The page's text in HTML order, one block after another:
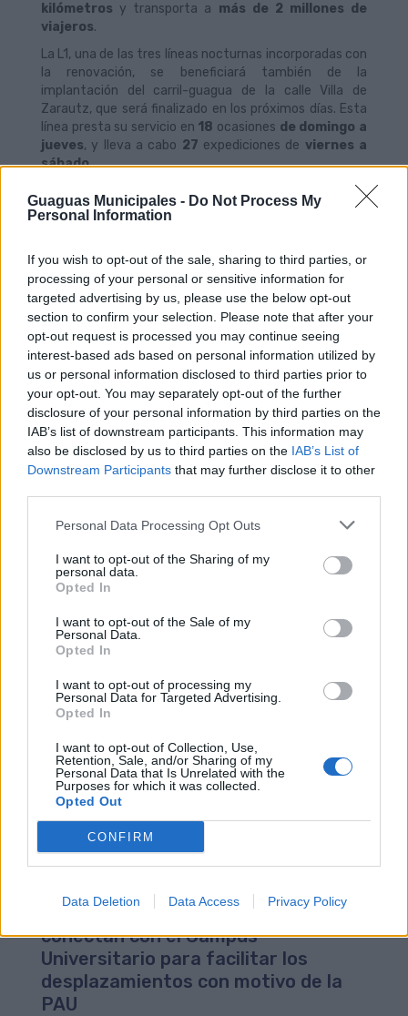
Guaguas Municipales - Do Not Process My
Personal Information
If you wish to opt-out of the sale, sharing to third parties, or
processing of your personal or sensitive information for
targeted advertising by us, please use the below opt-out
section to confirm your selection. Please note that after your
opt-out request is processed you may continue seeing
interest-based ads based on personal information utilized by
us or personal information disclosed to third parties prior to
your opt-out. You may separately opt-out of the further
disclosure of your personal information by third parties on the
IAB’s list of downstream participants. This information may
also be disclosed by us to third parties on the IAB’s List of
Downstream Participants that may further disclose it to other
Personal Data Processing Opt Outs
I want to opt-out of the Sharing of my
personal data.
Opted In
I want to opt-out of the Sale of my
Personal Data.
Opted In
I want to opt-out of processing my
Personal Data for Targeted Advertising.
Opted In
I want to opt-out of Collection, Use,
Retention, Sale, and/or Sharing of my
Personal Data that Is Unrelated with the
Purposes for which it was collected.
Opted Out
CONFIRM
Data Deletion Data Access Privacy Policy
kilómetros y transporta a más de 2 millones de
viajeros.
La L1, una de las tres líneas nocturnas incorporadas con
la renovación, se beneficiará también de la
implantación del carril-guagua de la calle Villa de
Zarautz, que será finalizado en los próximos días. Esta
línea presta su servicio en 18 ocasiones de domingo a
jueves, y lleva a cabo 27 expediciones de viernes a
sábado.
La estructura de la Nueva Red, basada en líneas de
aportación a grandes ejes con frecuencias iguales o
destaca el aumento de las citadas plataformas para
guaguas y taxis.
La ciudad ha pasado de contar a
mediados de 2011
con 5,3 kilómetros de carril-guagua a 14,2 en
2013 , lo que está generando un efecto directo sobre la
velocidad comercial de la compañía,herramienta
esencialpara hacer más atractivo el transporte
público frente al coche privado.
Además, la empresa municipal ha iniciado un proceso
de renovación de su flota que ha permitido incorporar
56 nuevos vehículos
en el último año y medio,
rebajando la edad media de explotación a
GM y la ULPGC suscriben un acuerdo
comercial de colaboración para la
promoción del TP entre los
universitarios
Las Palmas de Gran Canaria.- Guaguas Municipales (GM)
y la Universidad de la Las Palmas de Gran Canaria
(ULPGC) han firmado hoy martes 11 de junio, un acuerdo
emprender acciones de comunicación de carácter
promocional mediante un intercambio publicitario, que
incluye una primera campaña en la que la imagen
promocional de la institución educativa quedará
reflejada en la parte trasera de cuatro vehículos de GM.
El concejal de Movilidad Ciudadana y Medioambiente del
Ayuntamiento de Las Palmas... LEER MÁS
GM refuerza tres líneas que
conectan con el Campus
Universitario para facilitar los
desplazamientos con motivo de la
PAU